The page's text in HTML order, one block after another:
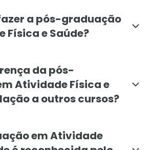
a pós-graduação
Física e Saúde?
da pós-
Atividade Física e
a outros cursos?
em Atividade